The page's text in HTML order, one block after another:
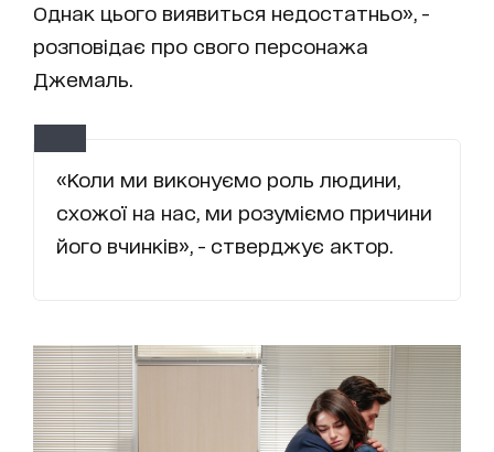
Однак цього виявиться недостатньо», -
розповідає про свого персонажа
Джемаль.
«Коли ми виконуємо роль людини,
схожої на нас, ми розуміємо причини
його вчинків», - стверджує актор.